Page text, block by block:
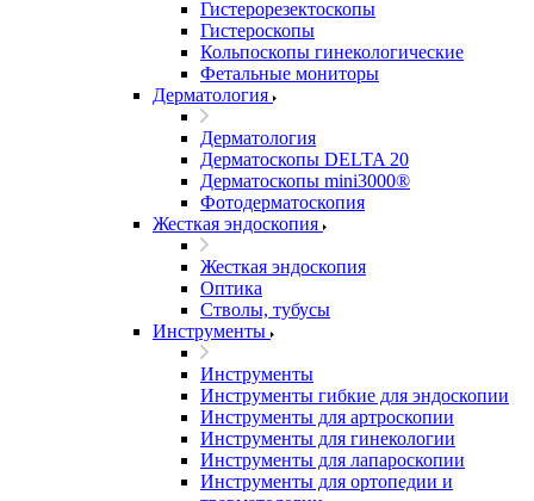
Гистерорезектоскопы
Гистероскопы
Кольпоскопы гинекологические
Фетальные мониторы
Дерматология
Дерматология
Дерматоскопы DELTA 20
Дерматоскопы mini3000®
Фотодерматоскопия
Жесткая эндоскопия
Жесткая эндоскопия
Оптика
Стволы, тубусы
Инструменты
Инструменты
Инструменты гибкие для эндоскопии
Инструменты для артроскопии
Инструменты для гинекологии
Инструменты для лапароскопии
Инструменты для ортопедии и